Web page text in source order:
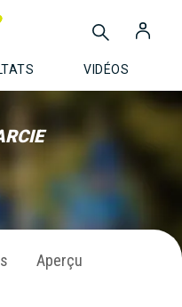
VIDÉOS
Aperçu